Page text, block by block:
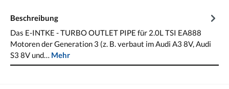
Beschreibung
Das E-INTKE - TURBO OUTLET PIPE für 2.0L TSI EA888
Motoren der Generation 3 (z. B. verbaut im Audi A3 8V, Audi
S3 8V und… Mehr